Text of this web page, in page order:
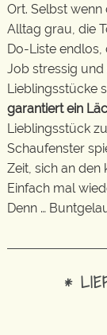
Ort. Selbst wenn
Alltag grau, die
Do-Liste endlos,
Job stressig und
Lieblingsstücke
garantiert ein
Lieblingsstück
Schaufenster
Zeit, sich an den
Einfach mal
Denn …
*